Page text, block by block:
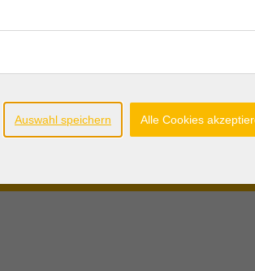
Auswahl speichern Alle Cookies